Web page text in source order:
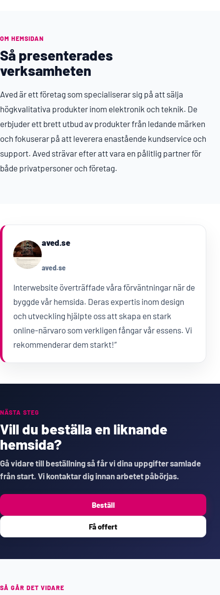
OM HEMSIDAN
Så presenterades
verksamheten
Aved är ett företag som specialiserar sig på att sälja
högkvalitativa produkter inom elektronik och teknik. De
erbjuder ett brett utbud av produkter från ledande märken
och fokuserar på att leverera enastående kundservice och
support. Aved strävar efter att vara en pålitlig partner för
både privatpersoner och företag.
aved.se
aved.se
Interwebsite överträffade våra förväntningar när de
byggde vår hemsida. Deras expertis inom design
och utveckling hjälpte oss att skapa en stark
online-närvaro som verkligen fångar vår essens. Vi
rekommenderar dem starkt!”
NÄSTA STEG
Vill du beställa en liknande
hemsida?
Gå vidare till beställning så får vi dina uppgifter samlade
från start. Vi kontaktar dig innan arbetet påbörjas.
Beställ
Få offert
SÅ GÅR DET VIDARE